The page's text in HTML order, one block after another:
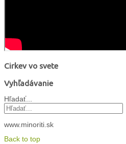
Cirkev vo svete
Vyhľadávanie
Hľadať...
www.minoriti.sk
Back to top